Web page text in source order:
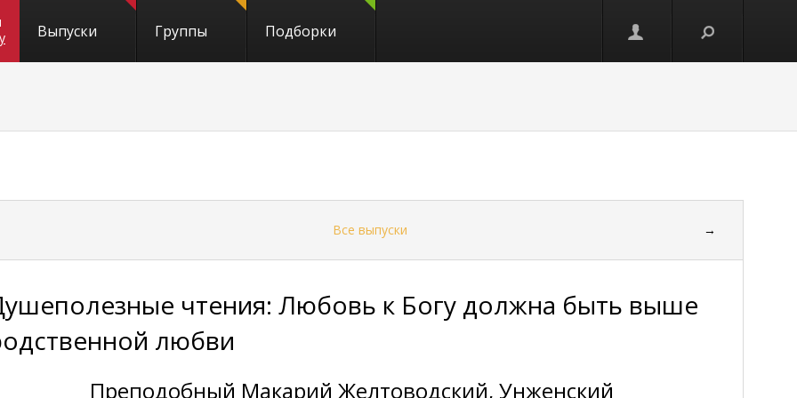
Выпуски Группы Подборки
Все выпуски →
чтения: Любовь к Богу должна быть выше
любви
Преподобный Макарий Желтоводский, Унженский